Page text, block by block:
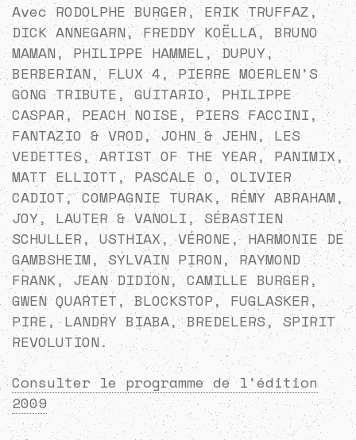
Avec RODOLPHE BURGER, ERIK TRUFFAZ,
DICK ANNEGARN, FREDDY KOËLLA, BRUNO
MAMAN, PHILIPPE HAMMEL, DUPUY,
BERBERIAN, FLUX 4, PIERRE MOERLEN’S
GONG TRIBUTE, GUITARIO, PHILIPPE
CASPAR, PEACH NOISE, PIERS FACCINI,
FANTAZIO & VROD, JOHN & JEHN, LES
VEDETTES, ARTIST OF THE YEAR, PANIMIX,
MATT ELLIOTT, PASCALE O, OLIVIER
CADIOT, COMPAGNIE TURAK, RÉMY ABRAHAM,
JOY, LAUTER & VANOLI, SÉBASTIEN
SCHULLER, USTHIAX, VÉRONE, HARMONIE DE
GAMBSHEIM, SYLVAIN PIRON, RAYMOND
FRANK, JEAN DIDION, CAMILLE BURGER,
GWEN QUARTET, BLOCKSTOP, FUGLASKER,
PIRE, LANDRY BIABA, BREDELERS, SPIRIT
REVOLUTION.
Consulter le programme de l’édition
2009